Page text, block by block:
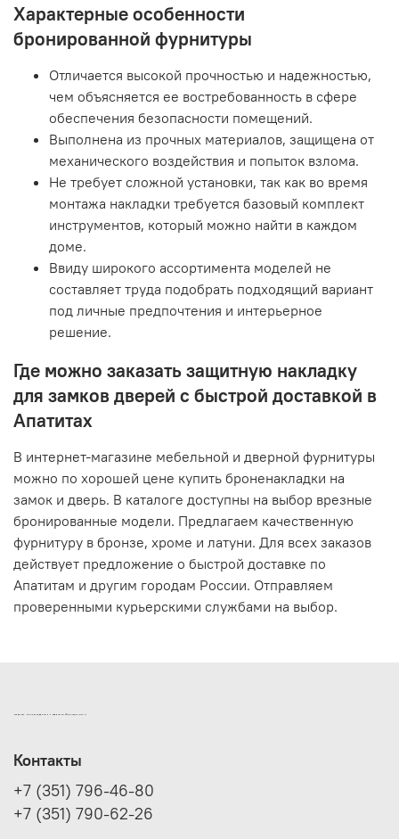
Характерные особенности
бронированной фурнитуры
Отличается высокой прочностью и надежностью,
чем объясняется ее востребованность в сфере
обеспечения безопасности помещений.
Выполнена из прочных материалов, защищена от
механического воздействия и попыток взлома.
Не требует сложной установки, так как во время
монтажа накладки требуется базовый комплект
инструментов, который можно найти в каждом
доме.
Ввиду широкого ассортимента моделей не
составляет труда подобрать подходящий вариант
под личные предпочтения и интерьерное
решение.
Где можно заказать защитную накладку
для замков дверей с быстрой доставкой в
Апатитах
В интернет-магазине мебельной и дверной фурнитуры
можно по хорошей цене купить броненакладки на
замок и дверь. В каталоге доступны на выбор врезные
бронированные модели. Предлагаем качественную
фурнитуру в бронзе, хроме и латуни. Для всех заказов
действует предложение о быстрой доставке по
Апатитам и другим городам России. Отправляем
проверенными курьерскими службами на выбор.
ИНТЕРНЕТ-МАГАЗИН ДВЕРНОЙ И МЕБЕЛЬНОЙ ФУРНИТУРЫ САМ
Контакты
+7 (351) 796-46-80
+7 (351) 790-62-26